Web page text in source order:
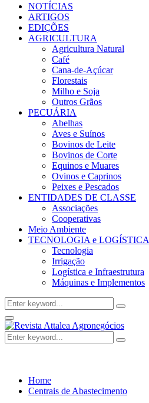
NOTÍCIAS
ARTIGOS
EDIÇÕES
AGRICULTURA
Agricultura Natural
Café
Cana-de-Açúcar
Florestais
Milho e Soja
Outros Grãos
PECUÁRIA
Abelhas
Aves e Suínos
Bovinos de Leite
Bovinos de Corte
Equinos e Muares
Ovinos e Caprinos
Peixes e Pescados
ENTIDADES DE CLASSE
Associações
Cooperativas
Meio Ambiente
TECNOLOGIA e LOGÍSTICA
Tecnologia
Irrigação
Logística e Infraestrutura
Máquinas e Implementos
Search
for:
Search
Facebook
Twitter
Instagram
Linkedin
Youtube
Email
Primary
Menu
Search
for:
Search
Home
Centrais de Abastecimento